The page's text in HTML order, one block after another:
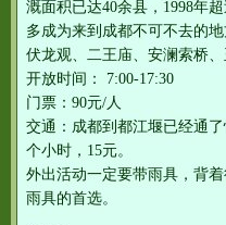
溉面积已达40余县，1998年
多成为来到成都不可不去的地
伏龙观、二王庙、安澜索桥
开放时间： 7:00-17:30
门票：90元/人
交通：成都到都江堰已经通
个小时，15元。
外出活动一定要带雨具，背
雨具的首选。